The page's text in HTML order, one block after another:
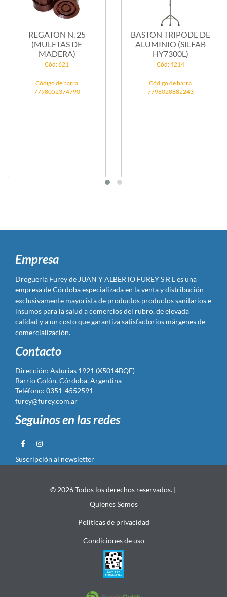
REGATON N. 25
(MULETAS DE
MADERA)
Cód: 621
Código de barra
7798052374790
BASTON TRIPODE DE
ALUMINIO (SILFAB
HY7300L)
Cód: 4214
Código de barra
7798028882243
Empresa
Droguería Furey de JUAN Y ALBERTO FUREY S R L es una
empresa de Córdoba especializada en la venta y distribución
exclusivamente mayorista de productos productos sanitarios e
insumos para la salud a comercios del rubro, de elevada
calidad y a un costo que garantiza satisfactorios márgenes de
comercialización.
Contacto
Dirección: Asturias 1921 (X5014BQE)
Barrio Colón, Córdoba, Argentina
Teléfono: 0351-4552591
furey@furey.com.ar
Seguinos en las redes
Suscripción al newsletter
© 2026 Todos los derechos reservados. |
Quienes Somos
Politicas de privacidad
Condiciones de uso